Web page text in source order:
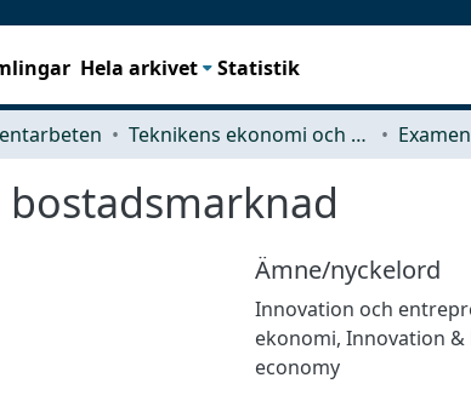
Hela arkivet Statistik
Teknikens ekonomi och organisation
Ämne/nyckelord
Innovation och
ekonomi, Innovation &
economy